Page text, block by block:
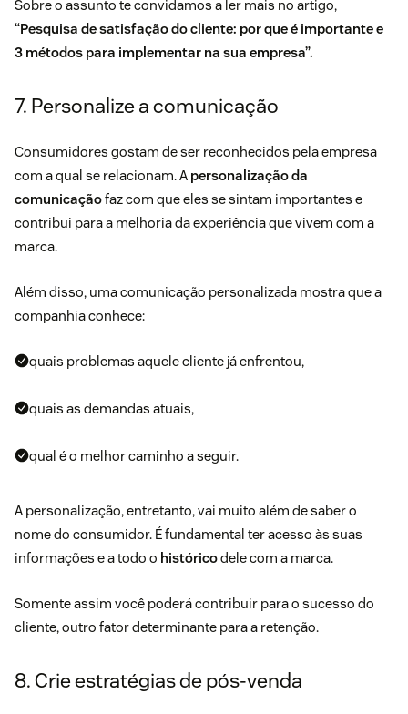
Sobre o assunto te convidamos a ler mais no artigo,
“Pesquisa de satisfação do cliente: por que é importante e
3 métodos para implementar na sua empresa”.
7. Personalize a comunicação
Consumidores gostam de ser reconhecidos pela empresa
com a qual se relacionam. A personalização da
comunicaçãofaz com que eles se sintam importantes e
contribui para a melhoria da experiência que vivem com a
marca.
Além disso, uma comunicação personalizada mostra que a
companhia conhece:
quais problemas aquele cliente já enfrentou,
quais as demandas atuais,
qual é o melhor caminho a seguir.
A personalização, entretanto, vai muito além de saber o
nome do consumidor. É fundamental ter acesso às suas
informações e a todo o históricodele com a marca.
Somente assim você poderá contribuir para o sucesso do
cliente, outro fator determinante para a retenção.
8. Crie estratégias de pós-venda